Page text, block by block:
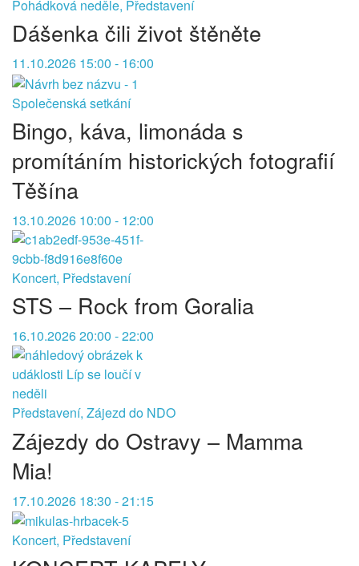
Pohádková neděle, Představení
Dášenka čili život štěněte
11.10.2026 15:00 - 16:00
Společenská setkání
Bingo, káva, limonáda s
promítáním historických fotografií
Těšína
13.10.2026 10:00 - 12:00
Koncert, Představení
STS – Rock from Goralia
16.10.2026 20:00 - 22:00
Představení, Zájezd do NDO
Zájezdy do Ostravy – Mamma
Mia!
17.10.2026 18:30 - 21:15
Koncert, Představení